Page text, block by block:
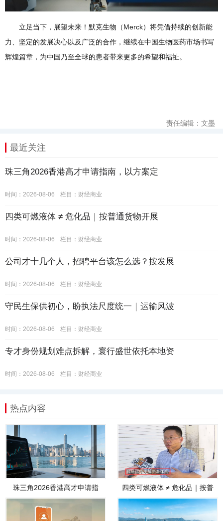
立足当下，展望未来！默克生物（Merck）将凭借持续的创新能
力、坚定的发展决心以及广泛的合作，继续在中国生物医药市场书写
辉煌篇章，为中国乃至全球的患者带来更多的希望和福祉。
责任编辑：文墨
最近关注
珠三角2026香港高才申请指南，以方案定
时间：2026-08-06 栏目： 财经商业
四类可燃液体 ≠ 危化品｜按普通货物开展
时间：2026-08-06 栏目： 财经商业
公司才十几个人，招聘平台该怎么选？按发展
时间：2026-08-06 栏目： 财经商业
守民生保供初心，盼执法尺度统一｜运输风波
时间：2026-08-06 栏目： 财经商业
专才身份规划难点拆解，寰行盛世依托本地资
时间：2026-08-06 栏目： 财经商业
热点内容
珠三角2026香港高才申请指
南，以方案定
四类可燃液体 ≠ 危化品｜按普
通货物开展